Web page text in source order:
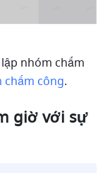
nhóm chấm
công.
giờ với sự